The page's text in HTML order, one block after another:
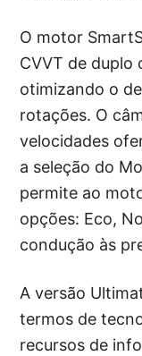
O motor
CVVT de duplo
otimizando o
rotações. O
velocidades
a seleção do
permite ao
opções: Eco,
condução às
A versão
termos de
recursos de